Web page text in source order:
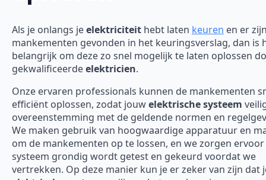
Als je onlangs jeelektriciteit hebt laten keuren en er
mankementen gevonden in het keuringsverslag, dan is
belangrijk om deze zo snel mogelijk te laten oplossen
gekwalificeerdeelektricien.
Onze ervaren professionals kunnen de mankementen
efficiënt oplossen, zodat jouwelektrische systeem
overeenstemming met de geldende normen en
We maken gebruik van hoogwaardige apparatuur en
om de mankementen op te lossen, en we zorgen
systeem grondig wordt getest en gekeurd voordat we
vertrekken. Op deze manier kun je er zeker van zijn dat